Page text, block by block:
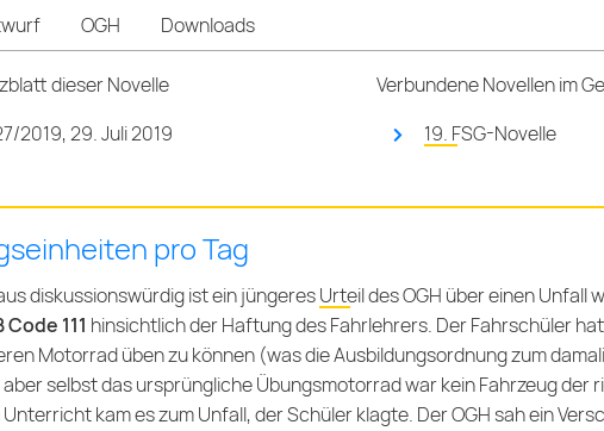
OGH Downloads
dieser Novelle
2019, 29. Juli 2019
Verbundene Novellen im
19. FSG-Novelle
pro Tag
diskussionswürdig ist ein jüngeresUrteil des OGH über einen Unfall
111 hinsichtlich der Haftung des Fahrlehrers. Der Fahrschüler
Motorrad üben zu können (was die Ausbildungsordnung zum
selbst das ursprüngliche Übungsmotorrad war kein Fahrzeug der
kam es zum Unfall, der Schüler klagte. Der OGH sah ein